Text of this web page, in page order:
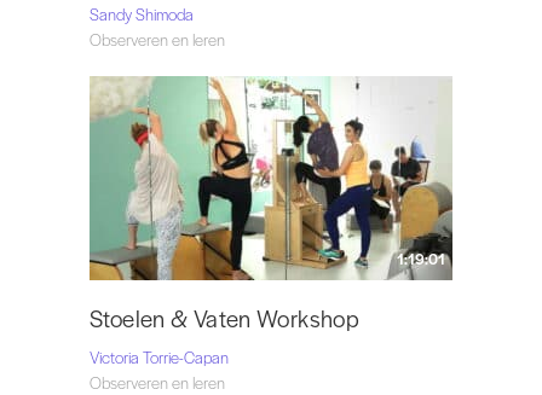
Sandy Shimoda
Observeren en leren
1:19:01
Stoelen & Vaten Workshop
Victoria Torrie-Capan
Observeren en leren